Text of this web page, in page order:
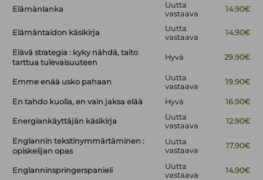
Elämänlanka
Uutta
vastaava
14.90€
Elämäntaidon käsikirja
Uutta
vastaava
14.90€
Elävä strategia : kyky nähdä, taito
tarttua tulevaisuuteen
Hyvä 29.90€
Emme enää usko pahaan
Uutta
vastaava
19.90€
En tahdo kuolla, en vain jaksa elää Hyvä 16.90€
Energiankäyttäjän käsikirja
Uutta
vastaava
12.90€
Englannin tekstinymmärtäminen :
opiskelijan opas
Uutta
vastaava
17.90€
Englanninspringerspanieli
Uutta
vastaava
14.90€